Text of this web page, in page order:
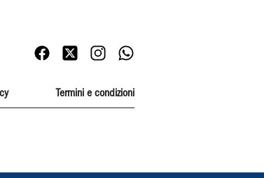
Termini e condizioni